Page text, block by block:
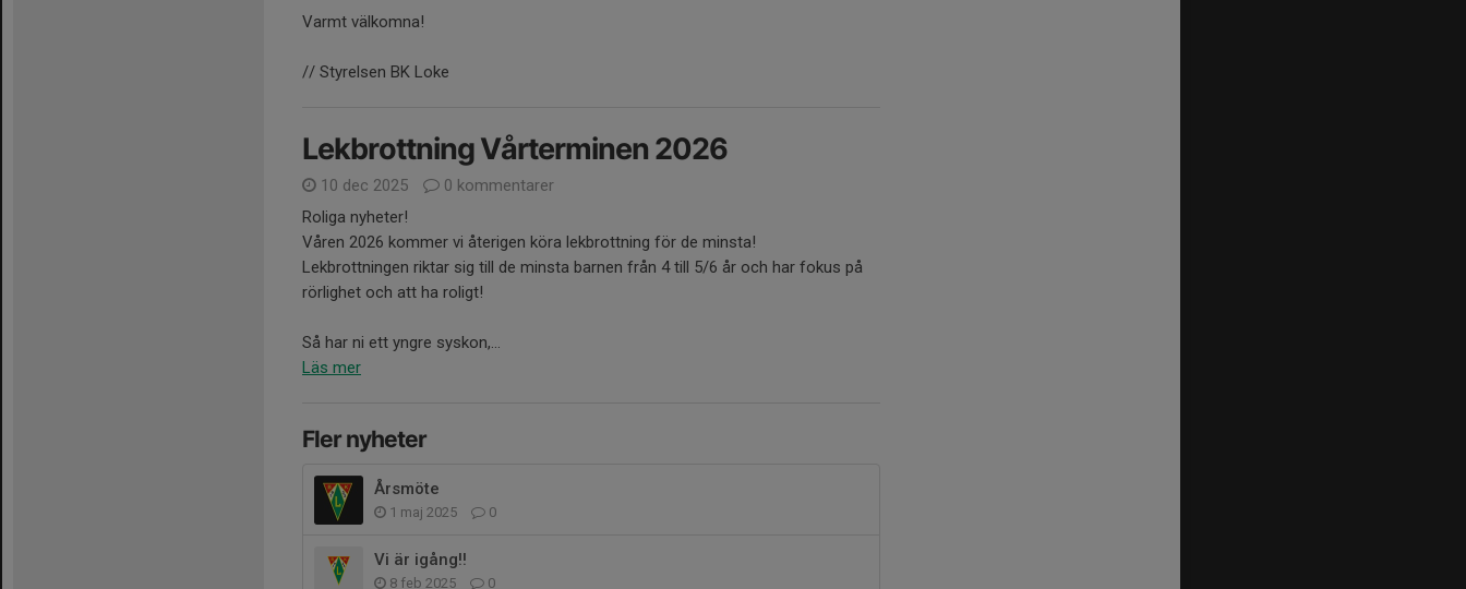
Varmt välkomna!
// Styrelsen BK Loke
Lekbrottning Vårterminen 2026
10 dec 2025
0 kommentarer
Roliga nyheter!
Våren 2026 kommer vi återigen köra lekbrottning för de minsta!
Lekbrottningen riktar sig till de minsta barnen från 4 till 5/6 år och har fokus på
rörlighet och att ha roligt!
Så har ni ett yngre syskon,...
Läs mer
Fler nyheter
Årsmöte
1 maj 2025 0
Vi är igång!!
8 feb 2025 0